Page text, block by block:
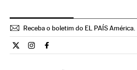
Receba o boletim do EL PAÍS América.
Economia El País Brasil en Twitter
Economia El País Brasil en
Economia El País Brasil en